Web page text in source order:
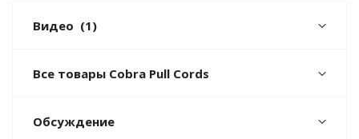
Видео (1)
Все товары Cobra Pull Cords
Обсуждение